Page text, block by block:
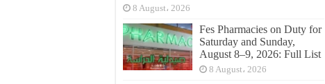
8 August، 2026
Fes Pharmacies on Duty for
Saturday and Sunday,
August 8–9, 2026: Full List
8 August، 2026